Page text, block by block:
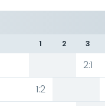
1 2 3
2:1
1:2